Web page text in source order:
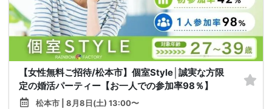
【女性無料ご招待/松本市】個室Style│誠実な方限
定の婚活パーティー【お一人での参加率98％】
松本市 | 8月8日(土) 13:00〜